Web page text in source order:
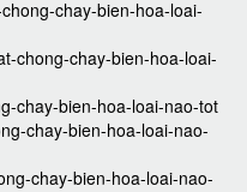
chay-bien-hoa-loai-
chong-chay-bien-hoa-loai-
chay-bien-hoa-loai-nao-tot
chay-bien-hoa-loai-nao-
chay-bien-hoa-loai-nao-